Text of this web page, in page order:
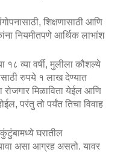
शिक्षणासाठी आणि
नियमीतपणे आर्थिक लाभांश
१८ व्या वर्षी, मुलीला कौशल्ये
रुपये १ लाख देण्यात
मिळाविता येईल आणि
परंतु तो पर्यंत तिचा विवाह
घरातील
असा आग्रह असतो. यावर